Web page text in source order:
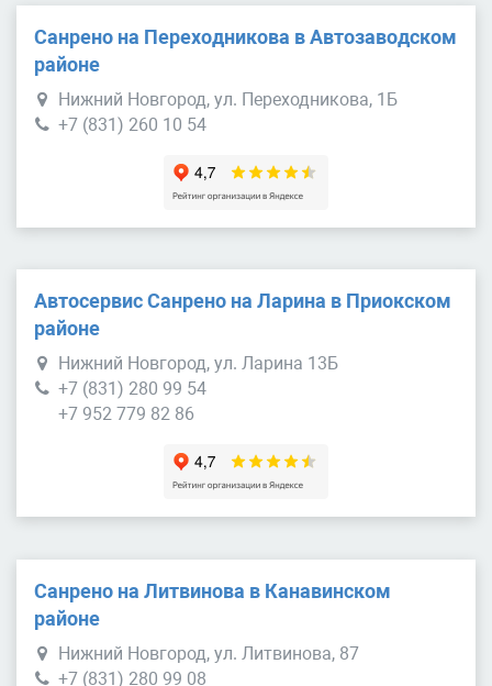
Санрено на Переходникова в Автозаводском
районе
Нижний Новгород, ул. Переходникова, 1Б
+7 (831) 260 10 54
Автосервис Санрено на Ларина в Приокском
районе
Нижний Новгород, ул. Ларина 13Б
+7 (831) 280 99 54
+7 952 779 82 86
Санрено на Литвинова в Канавинском
районе
Нижний Новгород, ул. Литвинова, 87
+7 (831) 280 99 08